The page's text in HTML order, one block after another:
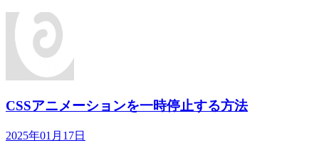
CSSアニメーションを一時停止する方法
2025年01月17日